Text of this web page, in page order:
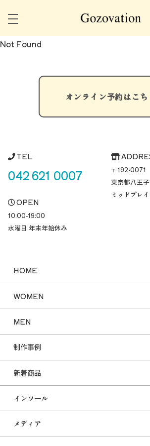
Not Found
オンライン予約はこち
TEL
042 621 0007
OPEN
10:00-19:00
水曜日 年末年始休み
〒192-0071
東京都八王
ミッドプレ
HOME
WOMEN
MEN
制作事例
新着商品
インソール
メディア